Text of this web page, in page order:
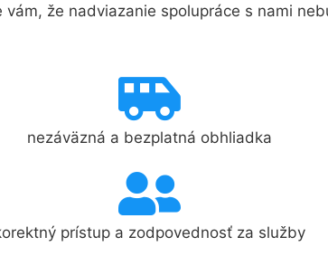
vám, že nadviazanie spolupráce s nami
nezáväzná a bezplatná obhliadka
prístup a zodpovednosť za služby